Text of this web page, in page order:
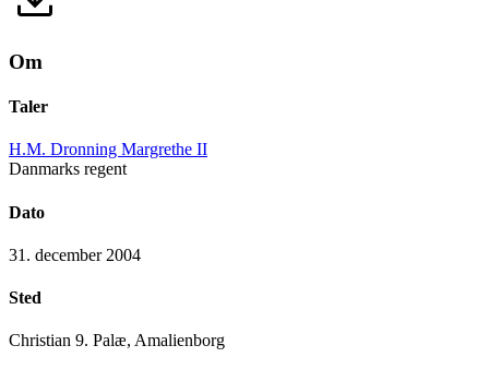
Om
Taler
H.M. Dronning Margrethe II
Danmarks regent
Dato
31. december 2004
Sted
Christian 9. Palæ, Amalienborg